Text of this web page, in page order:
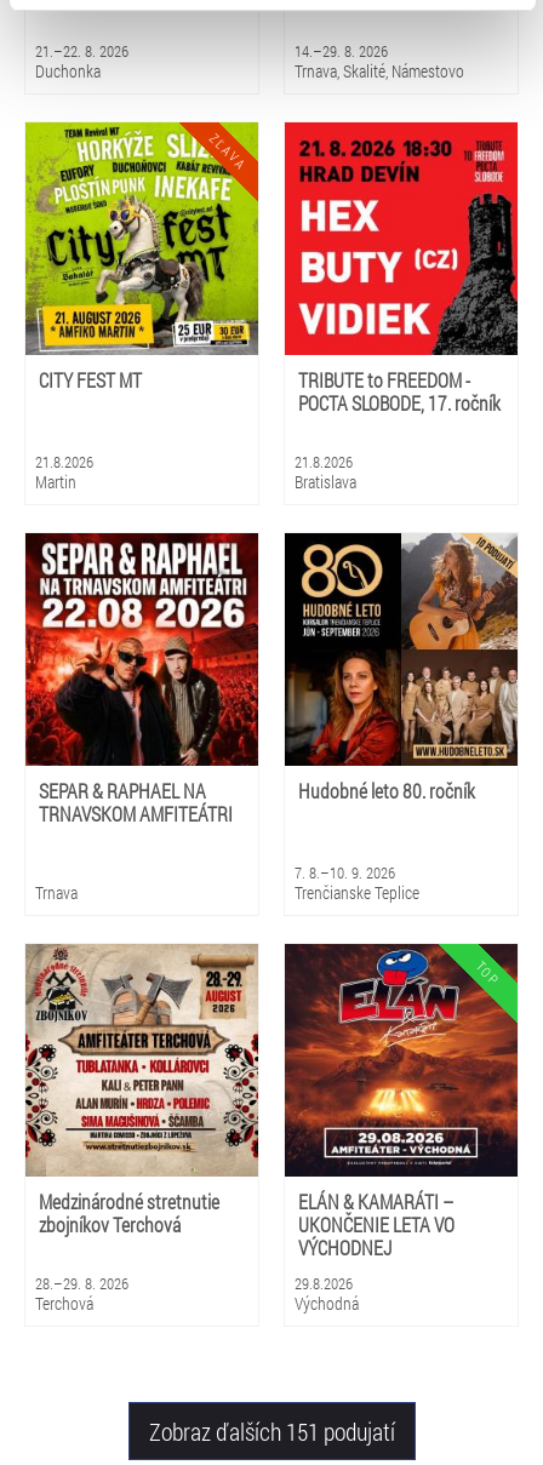
volbu můžete kdykoliv změnit v zápatí stránky v záložce
21.–22. 8. 2026
Duchonka
14.–29. 8. 2026
Trnava, Skalité, Námestovo
CITY FEST MT
21.8.2026
Martin
TRIBUTE to FREEDOM -
POCTA SLOBODE, 17. ročník
21.8.2026
Bratislava
SEPAR & RAPHAEL NA
TRNAVSKOM AMFITEÁTRI
Trnava
Hudobné leto 80. ročník
7. 8.–10. 9. 2026
Trenčianske Teplice
Medzinárodné stretnutie
zbojníkov Terchová
28.–29. 8. 2026
Terchová
ELÁN & KAMARÁTI –
UKONČENIE LETA VO
VÝCHODNEJ
29.8.2026
Východná
Zobraz ďalších 151 podujatí